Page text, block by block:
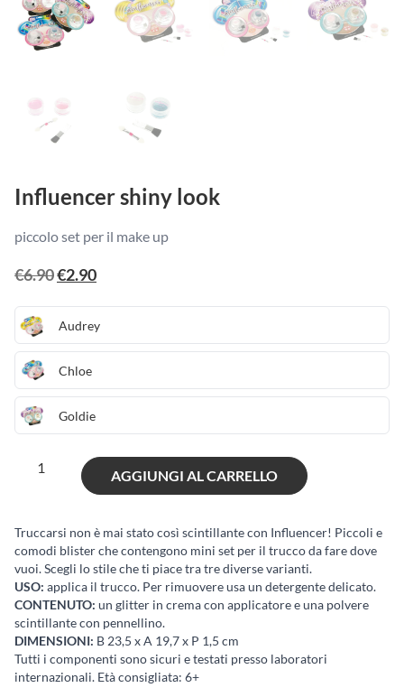
Influencer shiny look
piccolo set per il make up
€6.90Il
originale
era:
€6.90.
€2.90Il
attuale
è:
Audrey
Chloe
Goldie
Influencer
quantità
AGGIUNGI AL CARRELLO
Truccarsi non è mai stato così scintillante con Influencer! Piccoli e
comodi blister che contengono mini set per il trucco da fare dove
vuoi. Scegli lo stile che ti piace tra tre diverse varianti.
USO: applica il trucco. Per rimuovere usa un detergente delicato.
CONTENUTO: un glitter in crema con applicatore e una polvere
scintillante con pennellino.
DIMENSIONI: B 23,5 x A 19,7 x P 1,5 cm
Tutti i componenti sono sicuri e testati presso laboratori
internazionali. Età consigliata: 6+